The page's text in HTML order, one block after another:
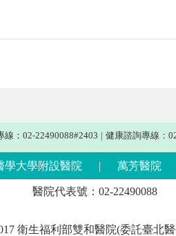
線：02-22490088#2403 | 健康諮詢專線：
學大學附設醫院 | 萬芳醫院
醫院代表號：02-22490088
衛生福利部雙和醫院(委託臺北